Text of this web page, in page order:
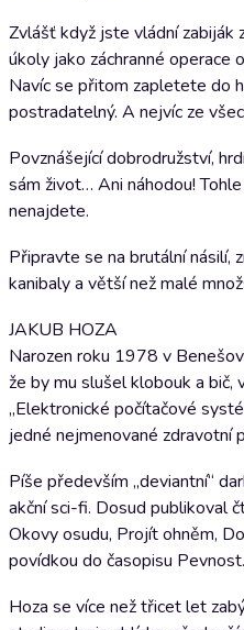
Zvlášť když jste vládní zabiják
úkoly jako záchranné operace
Navíc se přitom zapletete do
postradatelný. A nejvíc ze
Povznášející dobrodružství,
sám život… Ani náhodou!
nenajdete.
Připravte se na brutální násilí,
kanibaly a větší než malé
JAKUB HOZA
Narozen roku 1978 v
že by mu slušel klobouk a bič,
„Elektronické počítačové
jedné nejmenované zdravotní
Píše především „deviantní“
akční sci-fi. Dosud publikoval
Okovy osudu, Projít ohněm,
povídkou do časopisu Pevnost.
Hoza se více než třicet let